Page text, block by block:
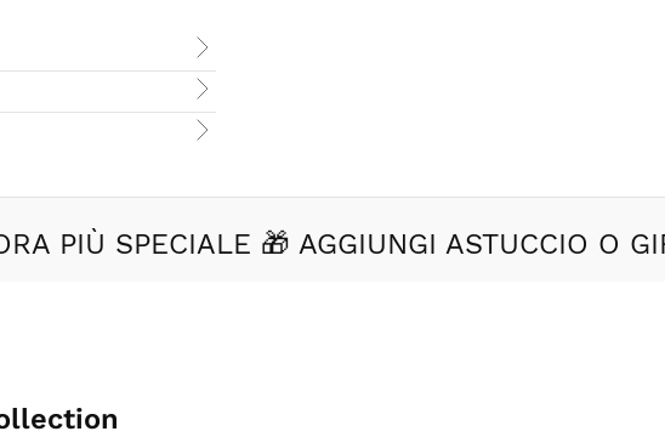
PIÙ SPECIALE 🎁 AGGIUNGI ASTUCCIO O